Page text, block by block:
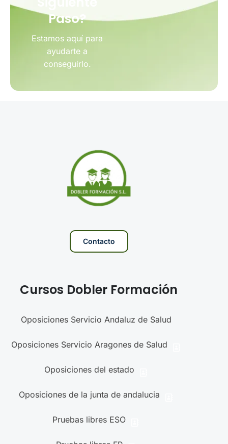
Paso?
Estamos aquí para
ayudarte a
conseguirlo.
Contacto
Cursos Dobler Formación
Oposiciones Servicio Andaluz de Salud
Oposiciones Servicio Aragones de Salud
Oposiciones del estado
Oposiciones de la junta de andalucia
Pruebas libres ESO